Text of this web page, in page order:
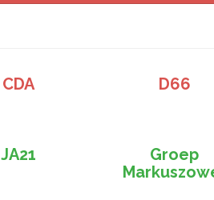
CDA D66
JA21
Groep